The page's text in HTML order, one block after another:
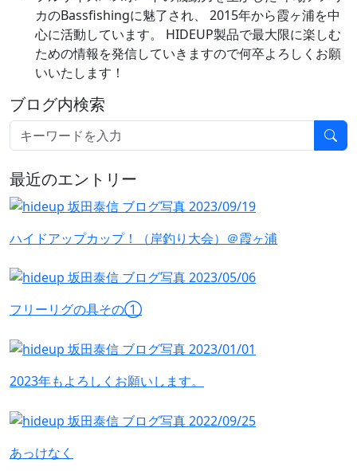
カのBassfishingに魅了され、 2015年から霞ヶ浦を中
心に活動しています。 HIDEUP製品で最大限に楽しむ
ための情報を発信していきますので何卒よろしくお願
いいたします！
ブログ内検索
最近のエントリー
ハイドアップカップ！（岸釣り大会）＠霞ヶ浦
フリーリグの具その①
2023年もよろしくお願いします。
あっけなく